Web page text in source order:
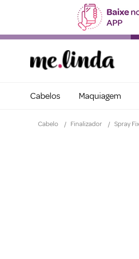
Cabelos Maquiagem
Cabelo Finalizador Spray